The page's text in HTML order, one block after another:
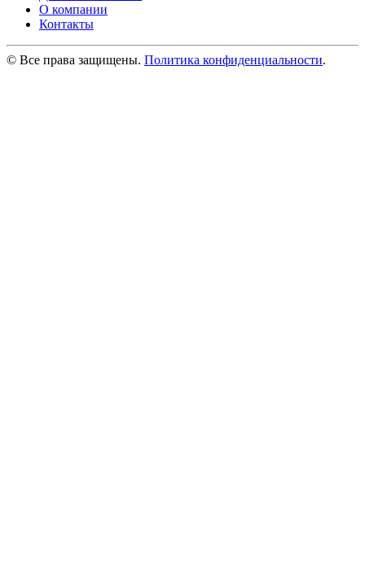
О компании
Контакты
© Все права защищены. Политика конфиденциальности.